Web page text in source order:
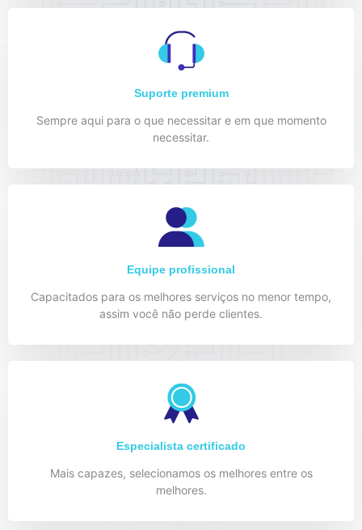
Suporte premium
Sempre aqui para o que necessitar e em que momento
necessitar.
Equipe profissional
Capacitados para os melhores serviços no menor tempo,
assim você não perde clientes.
Especialista certificado
Mais capazes, selecionamos os melhores entre os
melhores.